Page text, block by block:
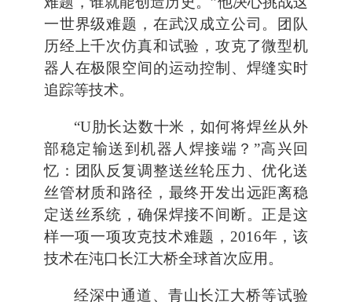
一世界级难题，在武汉成立公司。团队
历经上千次仿真和试验，攻克了微型机
器人在极限空间的运动控制、焊缝实时
追踪等技术。
“U肋长达数十米，如何将焊丝从外
部稳定输送到机器人焊接端？”高兴回
忆：团队反复调整送丝轮压力、优化送
丝管材质和路径，最终开发出远距离稳
定送丝系统，确保焊接不间断。正是这
样一项一项攻克技术难题，2016年，该
技术在沌口长江大桥全球首次应用。
经深中通道、青山长江大桥等试验